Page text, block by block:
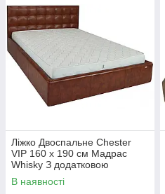
Ліжко Двоспальне Chester
VIP 160 х 190 см Мадрас
Whisky З додатковою
металевою цільнозварною
рамою Коричневий
В наявності